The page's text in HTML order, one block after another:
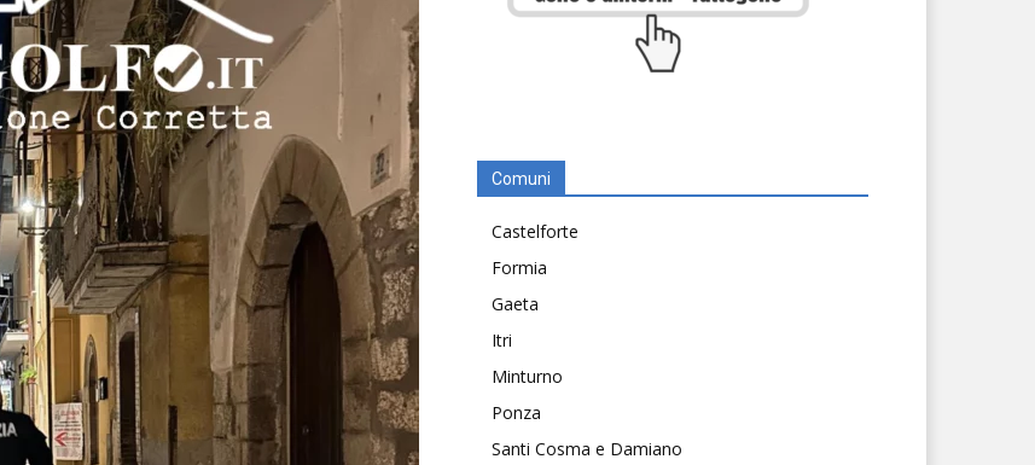
Comuni
Castelforte
Formia
Gaeta
Itri
Minturno
Ponza
Santi Cosma e Damiano